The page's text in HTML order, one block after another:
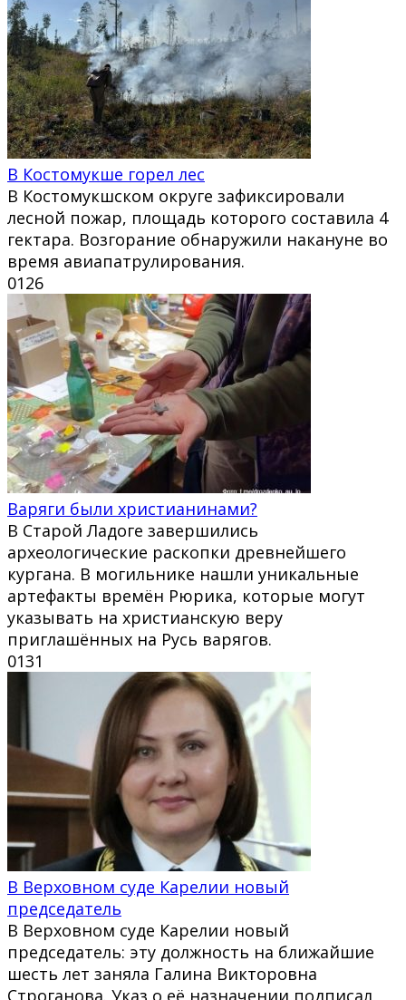
В Костомукше горел лес
В Костомукшском округе зафиксировали
лесной пожар, площадь которого составила 4
гектара. Возгорание обнаружили накануне во
время авиапатрулирования.
0126
Варяги были христианинами?
В Старой Ладоге завершились
археологические раскопки древнейшего
кургана. В могильнике нашли уникальные
артефакты времён Рюрика, которые могут
указывать на христианскую веру
приглашённых на Русь варягов.
0131
В Верховном суде Карелии новый
председатель
В Верховном суде Карелии новый
председатель: эту должность на ближайшие
шесть лет заняла Галина Викторовна
Строганова. Указ о её назначении подписал